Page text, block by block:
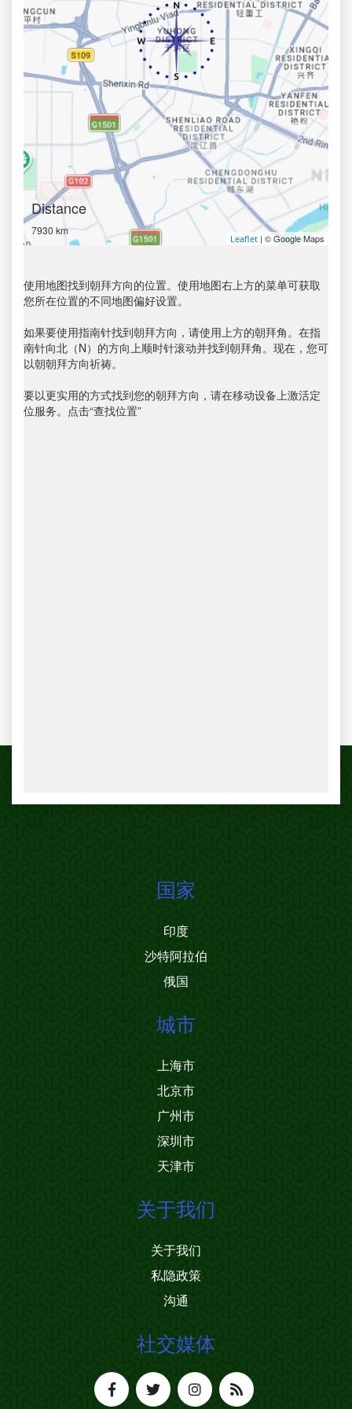
Distance
7930 km
Leaflet | © Google Maps
使用地图找到朝拜方向的位置。使用地图右上方的菜单可获取
您所在位置的不同地图偏好设置。
如果要使用指南针找到朝拜方向，请使用上方的朝拜角。在指
南针向北（N）的方向上顺时针滚动并找到朝拜角。现在，您可
以朝朝拜方向祈祷。
要以更实用的方式找到您的朝拜方向，请在移动设备上激活定
位服务。点击“查找位置”
国家
印度
沙特阿拉伯
俄国
城市
上海市
北京市
广州市
深圳市
天津市
关于我们
关于我们
私隐政策
沟通
社交媒体